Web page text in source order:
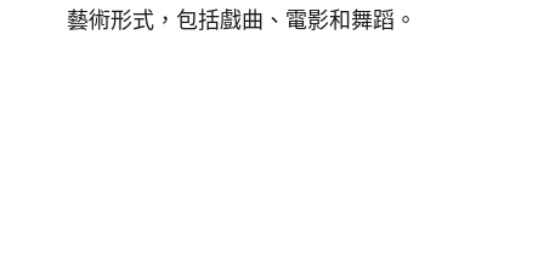
藝術形式，包括戲曲、電影和舞蹈。